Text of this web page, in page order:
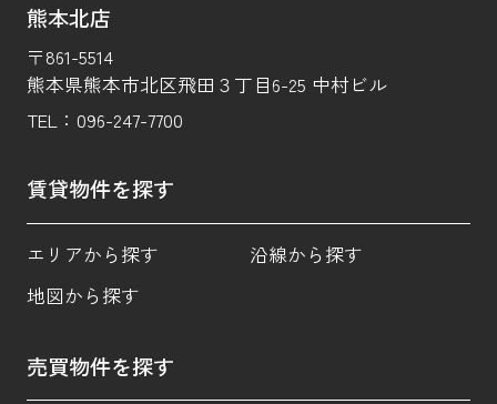
熊本北店
〒861-5514
熊本県熊本市北区飛田３丁目6-25 中村ビル
TEL： 096-247-7700
賃貸物件を探す
エリアから探す
沿線から探す
地図から探す
売買物件を探す